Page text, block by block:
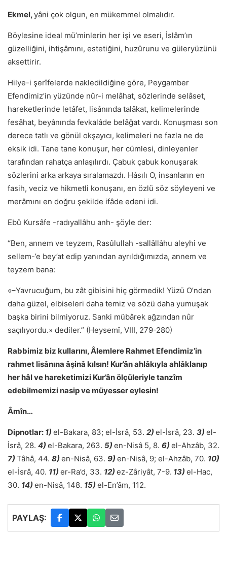
Ekmel,yâni çok olgun, en mükemmel olmalıdır.
Böylesine ideal mü’minlerin her işi ve eseri, İslâm’ın
güzelliğini, ihtişâmını, estetiğini, huzûrunu ve güleryüzünü
aksettirir.
Hilye-i şerîfelerde nakledildiğine göre, Peygamber
Efendimiz’in yüzünde nûr-i melâhat, sözlerinde selâset,
hareketlerinde letâfet, lisânında talâkat, kelimelerinde
fesâhat, beyânında fevkalâde belâğat vardı. Konuşması son
derece tatlı ve gönül okşayıcı, kelimeleri ne fazla ne de
eksik idi. Tane tane konuşur, her cümlesi, dinleyenler
tarafından rahatça anlaşılırdı. Çabuk çabuk konuşarak
sözlerini arka arkaya sıralamazdı. Hâsılı O, insanların en
fasih, veciz ve hikmetli konuşanı, en özlü söz söyleyeni ve
merâmını en doğru şekilde ifâde edeni idi.
Ebû Kursâfe -radıyallâhu anh- şöyle der:
“Ben, annem ve teyzem, Rasûlullah -sallâllâhu aleyhi ve
sellem-’e bey’at edip yanından ayrıldığımızda, annem ve
teyzem bana:
«–Yavrucuğum, bu zât gibisini hiç görmedik! Yüzü O’ndan
daha güzel, elbiseleri daha temiz ve sözü daha yumuşak
başka birini bilmiyoruz. Sanki mübârek ağzından nûr
saçılıyordu.» dediler.” (Heysemî, VIII, 279-280)
Rabbimiz biz kullarını, Âlemlere Rahmet Efendimiz’in
rahmet lisânına âşinâ kılsın! Kur’ân ahlâkıyla ahlâklanıp
her hâl ve hareketimizi Kur’ân ölçüleriyle tanzîm
edebilmemizi nasip ve müyesser eylesin!
Âmîn…
Dipnotlar: 1)el-Bakara, 83; el-İsrâ, 53. 2)el-İsrâ, 23. 3)el-
İsrâ, 28. 4)el-Bakara, 263. 5)en-Nisâ 5, 8. 6)el-Ahzâb, 32.
7)Tâhâ, 44. 8)en-Nisâ, 63. 9)en-Nisâ, 9; el-Ahzâb, 70. 10)
el-İsrâ, 40. 11)er-Ra’d, 33. 12)ez-Zâriyât, 7-9. 13)el-Hac,
30. 14)en-Nisâ, 148. 15)el-En’âm, 112.
PAYLAŞ: